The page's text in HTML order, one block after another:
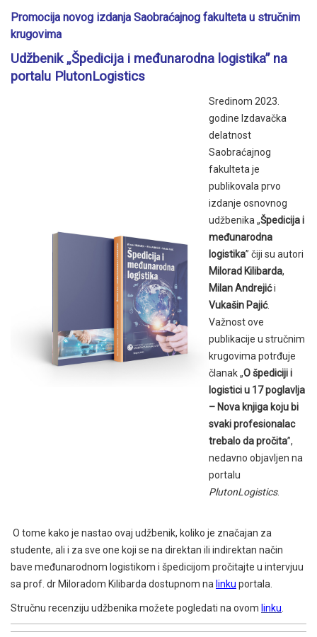
Promocija novog izdanja Saobraćajnog fakulteta u stručnim
krugovima
Udžbenik „Špedicija i međunarodna logistika” na
portalu PlutonLogistics
Sredinom 2023.
godine Izdavačka
delatnost
Saobraćajnog
fakulteta je
publikovala prvo
izdanje osnovnog
udžbenika „Špedicija i
međunarodna
logistika” čiji su autori
Milorad Kilibarda,
Milan Andrejići
Vukašin Pajić.
Važnost ove
publikacije u stručnim
krugovima potrđuje
članak „O špediciji i
logistici u 17 poglavlja
– Nova knjiga koju bi
svaki profesionalac
trebalo da pročita”,
nedavno objavljen na
portalu
PlutonLogistics.
O tome kako je nastao ovaj udžbenik, koliko je značajan za
studente, ali i za sve one koji se na direktan ili indirektan način
bave međunarodnom logistikom i špedicijom pročitajte u intervjuu
sa prof. dr Miloradom Kilibarda dostupnom na linku portala.
Stručnu recenziju udžbenika možete pogledati na ovom linku